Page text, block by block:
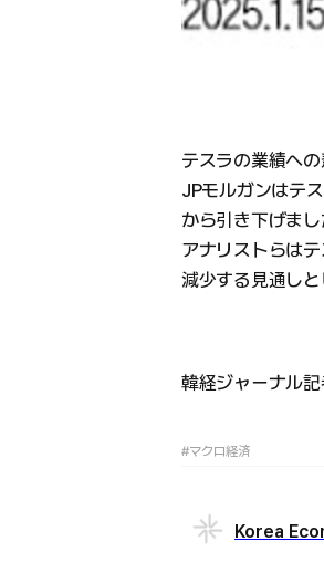
テスラの業績へ
JPモルガンはテ
から引き下げまし
アナリストらは
減少する見通しと
韓経ジャーナル
#マクロ経済
Korea